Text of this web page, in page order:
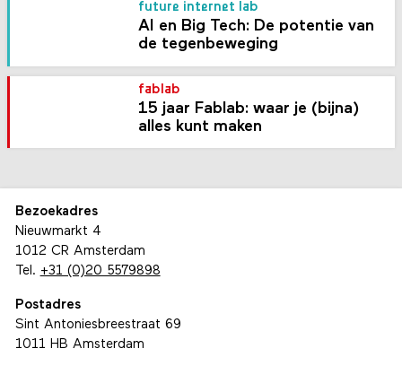
future internet lab
AI en Big Tech: De potentie van
de tegenbeweging
fablab
15 jaar Fablab: waar je (bijna)
alles kunt maken
Bezoekadres
Nieuwmarkt 4
1012 CR Amsterdam
Tel. +31 (0)20 5579898
Postadres
Sint Antoniesbreestraat 69
1011 HB Amsterdam